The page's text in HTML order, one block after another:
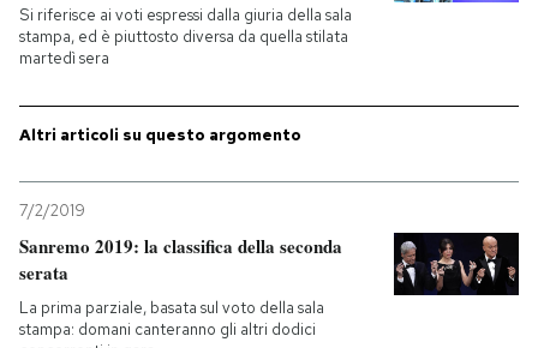
Economia
Sport
Altrecose
Mondiali calcio 2026
I MIEI PREFERITI
Si riferisce ai voti espressi dalla giuria della sala
stampa, ed è piuttosto diversa da quella stilata
martedì sera
Altri articoli su questo argomento
7/2/2019
Sanremo 2019: la classifica della seconda
serata
La prima parziale, basata sul voto della sala
stampa: domani canteranno gli altri dodici